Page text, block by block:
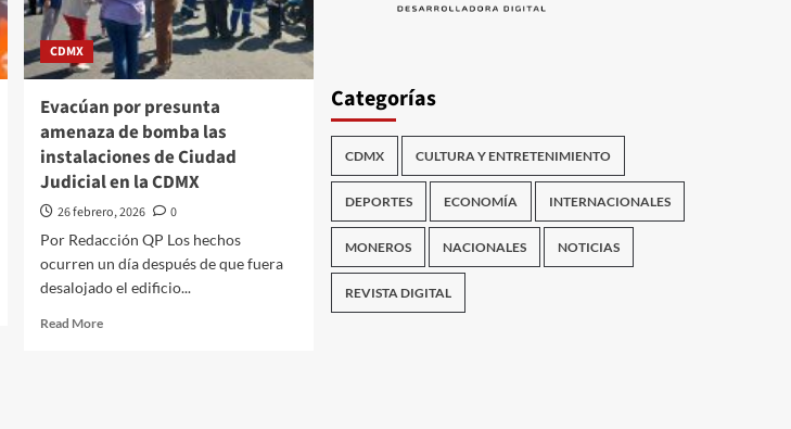
de
patines
eléctricos
en
CDMX
Evacúan por presunta
amenaza de bomba las
instalaciones de Ciudad
Judicial en la CDMX
26 febrero, 2026
0
Por Redacción QP Los hechos
ocurren un día después de que fuera
desalojado el edificio...
Read MoreRead
Categorías
CDMX CULTURA Y ENTRETENIMIENTO
DEPORTES ECONOMÍA INTERNACIONALES
MONEROS NACIONALES NOTICIAS
REVISTA DIGITAL